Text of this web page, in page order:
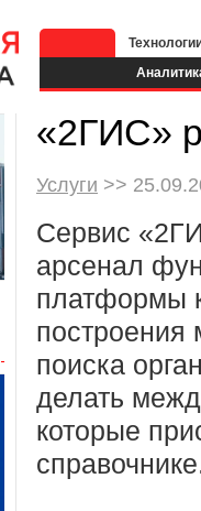
«2ГИС»
Услуги >>
Сервис
арсенал
платформы
построения
поиска
делать
которые